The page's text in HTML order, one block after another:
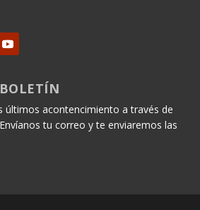
últimos acontencimiento a través de
tu correo y te enviaremos las